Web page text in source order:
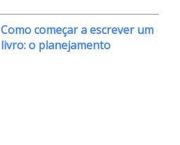
Como começar a escrever um
livro: o planejamento